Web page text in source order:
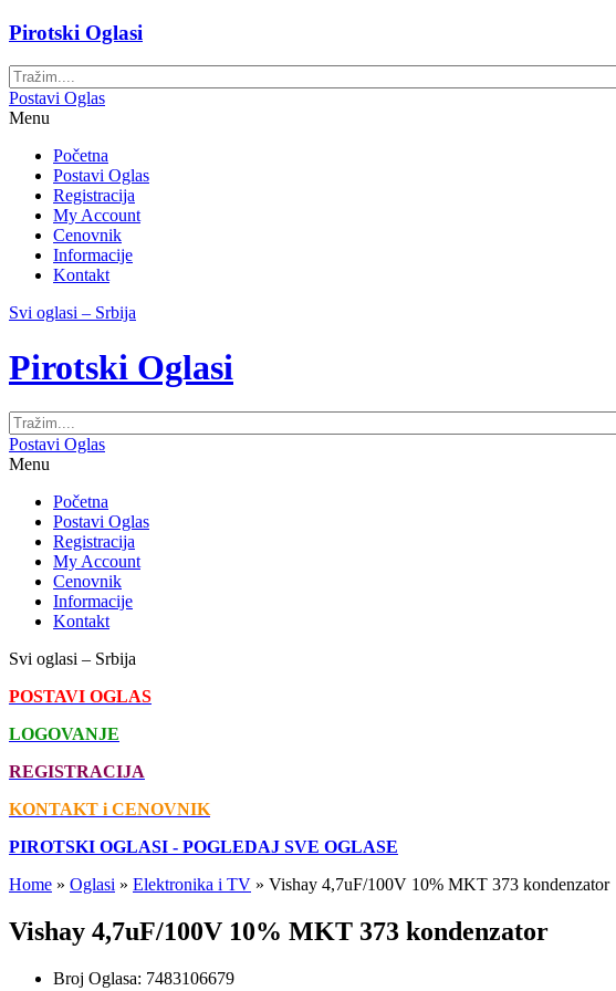
Pirotski Oglasi
Postavi Oglas
Menu
Početna
Postavi Oglas
Registracija
My Account
Cenovnik
Informacije
Kontakt
Svi oglasi – Srbija
Pirotski Oglasi
Postavi Oglas
Menu
Početna
Postavi Oglas
Registracija
My Account
Cenovnik
Informacije
Kontakt
Svi oglasi – Srbija
POSTAVI OGLAS
LOGOVANJE
REGISTRACIJA
KONTAKT i CENOVNIK
PIROTSKI OGLASI - POGLEDAJ SVE OGLASE
Home » Oglasi » Elektronika i TV » Vishay 4,7uF/100V 10% MKT 373 kondenzator
Vishay 4,7uF/100V 10% MKT 373 kondenzator
Broj Oglasa: 7483106679